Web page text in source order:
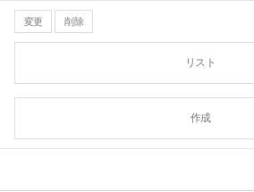
変更 削除
リスト
作成